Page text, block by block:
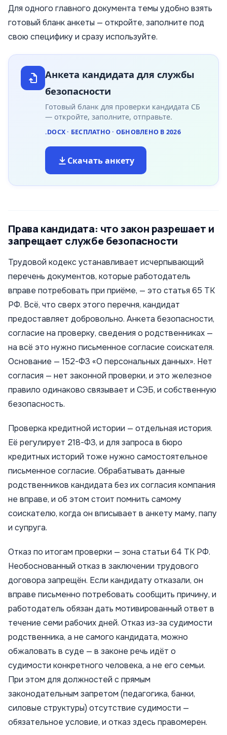
Для одного главного документа темы удобно взять
готовый бланк анкеты — откройте, заполните под
свою специфику и сразу используйте.
Анкета кандидата для службы
безопасности
Готовый бланк для проверки кандидата СБ
— откройте, заполните, отправьте.
.DOCX · БЕСПЛАТНО · ОБНОВЛЕНО В 2026
Скачать анкету
Права кандидата: что закон разрешает и
запрещает службе безопасности
Трудовой кодекс устанавливает исчерпывающий
перечень документов, которые работодатель
вправе потребовать при приёме, — это статья 65 ТК
РФ. Всё, что сверх этого перечня, кандидат
предоставляет добровольно. Анкета безопасности,
согласие на проверку, сведения о родственниках —
на всё это нужно письменное согласие соискателя.
Основание — 152-ФЗ «О персональных данных». Нет
согласия — нет законной проверки, и это железное
правило одинаково связывает и СЭБ, и собственную
безопасность.
Проверка кредитной истории — отдельная история.
Её регулирует 218-ФЗ, и для запроса в бюро
кредитных историй тоже нужно самостоятельное
письменное согласие. Обрабатывать данные
родственников кандидата без их согласия компания
не вправе, и об этом стоит помнить самому
соискателю, когда он вписывает в анкету маму, папу
и супруга.
Отказ по итогам проверки — зона статьи 64 ТК РФ.
Необоснованный отказ в заключении трудового
договора запрещён. Если кандидату отказали, он
вправе письменно потребовать сообщить причину, и
работодатель обязан дать мотивированный ответ в
течение семи рабочих дней. Отказ из-за судимости
родственника, а не самого кандидата, можно
обжаловать в суде — в законе речь идёт о
судимости конкретного человека, а не его семьи.
При этом для должностей с прямым
законодательным запретом (педагогика, банки,
силовые структуры) отсутствие судимости —
обязательное условие, и отказ здесь правомерен.